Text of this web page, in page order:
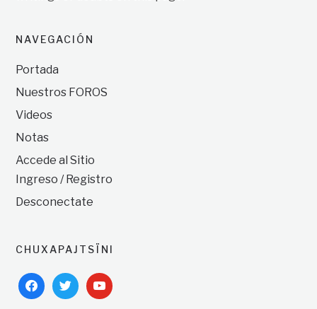
NAVEGACIÓN
Portada
Nuestros FOROS
Videos
Notas
Accede al Sitio
Ingreso / Registro
Desconectate
CHUXAPAJTSÏNI
facebooktwitteryoutube